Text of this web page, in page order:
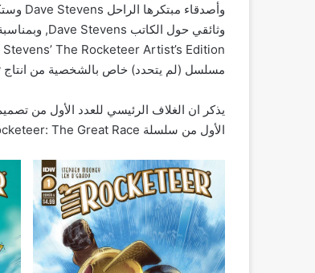
مسلسل (لم يتحدد) خاص بالشخصية من انتاج Disney.
الأول من سلسلة The Rocketeer: The Great Race مقرر إصداره في شهر ابريل القادم.